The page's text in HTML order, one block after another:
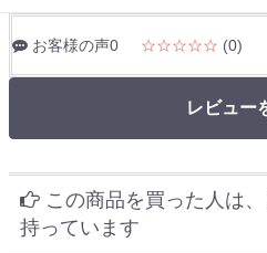
お客様の声0 ☆☆☆☆☆ (0)
レビュー
この商品を買った人は
持っています